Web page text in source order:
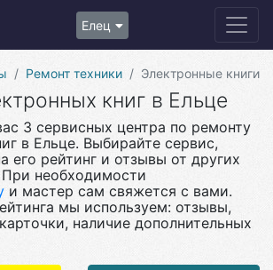
Елец
Ремонт техники Электронные книги
книг в Ельце
3 сервисных центра по ремонту
в Ельце. Выбирайте сервис,
его рейтинг и отзывы от других
При необходимости
и мастер сам свяжется с вами.
мы используем: отзывы,
наличие дополнительных